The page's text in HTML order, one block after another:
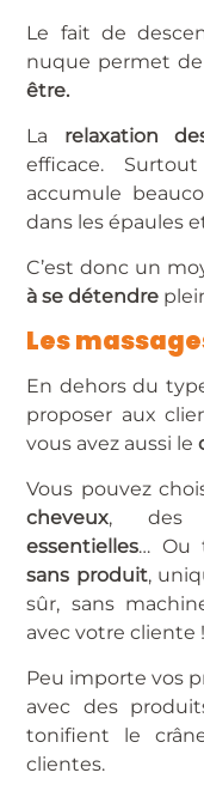
Le fait de
nuque permet de
être.
La relaxation
efficace.
accumule
dans les épaules
C’est donc un
à se détendre
Les
En dehors du
proposer aux
vous avez aussi le
Vous pouvez
cheveux, des
essentielles… Ou
sans produit,
sûr, sans
avec votre cliente !
Peu importe vos
avec des
tonifient le
clientes.